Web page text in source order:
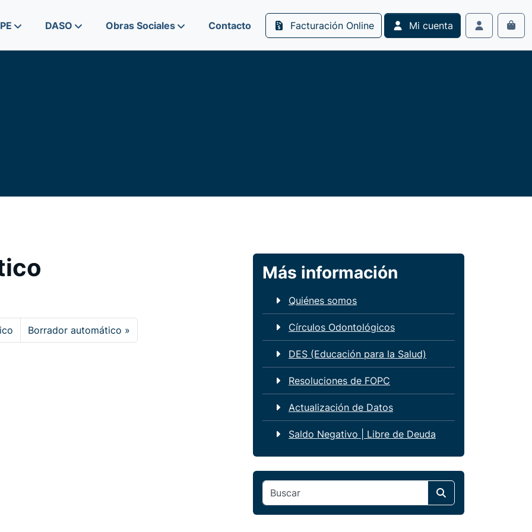
DASO Obras Sociales Contacto Facturación Online
Mi cuenta
Account
Cart
Borrador automático
Más información
Quiénes somos
Círculos Odontológicos
DES (Educación para la Salud)
Resoluciones de FOPC
Actualización de Datos
Saldo Negativo | Libre de Deuda